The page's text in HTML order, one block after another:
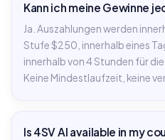
Kann ich meine Gewinne
Ja. Auszahlungen werden
Stufe $250, innerhalb eines
innerhalb von 4 Stunden für
Keine Mindestlaufzeit, keine
Is 4SV AI available in my